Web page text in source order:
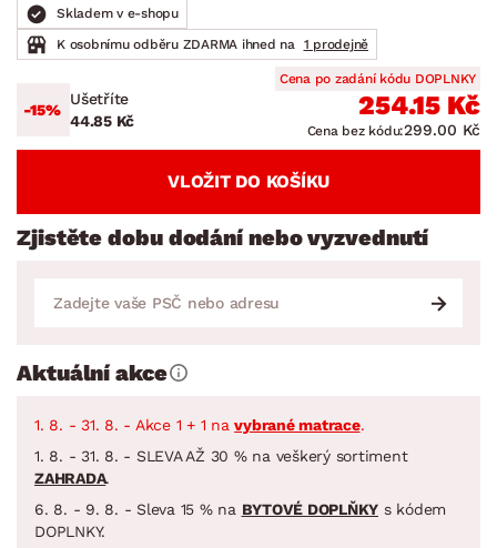
Skladem v e-shopu
K osobnímu odběru ZDARMA ihned na
1 prodejně
-15%
Ušetříte
44.85 Kč
Cena po zadání kódu DOPLNKY
254.15 Kč
Cena bez kódu:299.00 Kč
VLOŽIT DO KOŠÍKU
Zjistěte dobu dodání nebo vyzvednutí
Aktuální akce
1. 8. - 31. 8. - Akce 1 + 1 navybrané matrace.
1. 8. - 31. 8. - SLEVA AŽ 30 % na veškerý sortiment
ZAHRADA.
6. 8. - 9. 8. - Sleva 15 % na BYTOVÉ DOPLŇKY s kódem
DOPLNKY.